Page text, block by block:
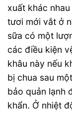
xuất khác
tươi mới vắt ở
sữa có một
các điều kiện
khâu này nếu
bị chua sau
bảo quản lạnh
khẩn. Ở nhiệt